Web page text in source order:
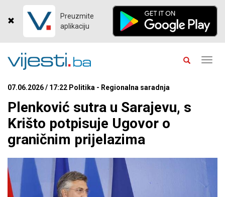
Preuzmite
aplikaciju
07.06.2026 / 17:22 Politika - Regionalna saradnja
Plenković sutra u Sarajevu, s
Krišto potpisuje Ugovor o
graničnim prijelazima